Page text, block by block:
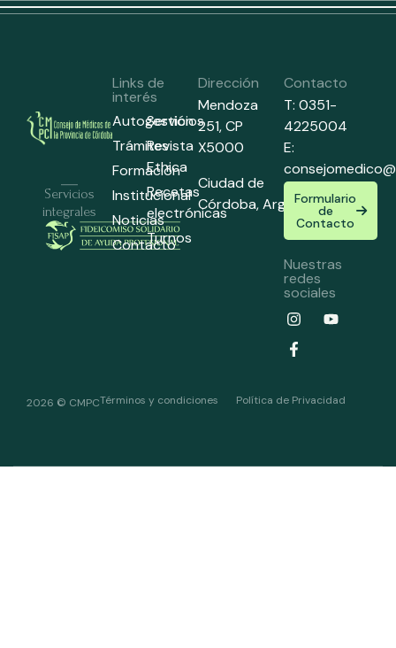
Servicios
integrales
Links de
interés
Autogestión
Trámites
Formación
Institucional
Noticias
Contacto
Servicios
Revista
Ethica
Recetas
electrónicas
Turnos
Dirección
Mendoza
251,CP
X5000
Ciudad de
Córdoba,Argentina
Contacto
T: 0351-
4225004
E:
Formulario
de
Contacto
Nuestras
redes
sociales
2026 © CMPCTérminos y condiciones Política de Privacidad